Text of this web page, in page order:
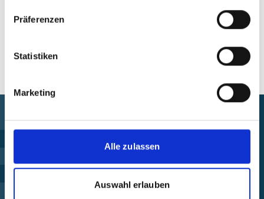
Präferenzen
Statistiken
Marketing
Alle zulassen
Auswahl erlauben
Förderung finden
Projekt steuern